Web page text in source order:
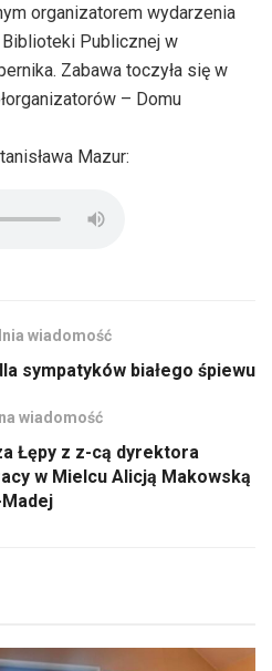
organizatorem wydarzenia
Publicznej w
Zabawa toczyła się w
– Domu
Mazur:
wiadomość
sympatyków białego śpiewu
wiadomość
Łępy z z-cą dyrektora
w Mielcu Alicją Makowską